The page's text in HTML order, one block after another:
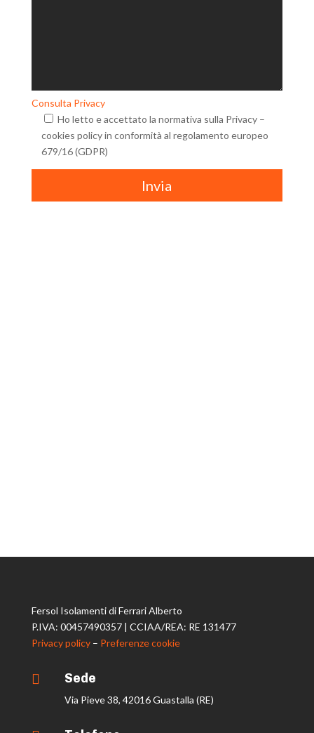
Consulta Privacy
Ho letto e accettato la normativa sulla Privacy –
cookies policy in conformità al regolamento europeo
679/16 (GDPR)
Invia
Fersol Isolamenti di Ferrari Alberto
P.IVA: 00457490357 | CCIAA/REA: RE 131477
Privacy policy– Preferenze cookie
 Sede
Via Pieve 38, 42016 Guastalla (RE)